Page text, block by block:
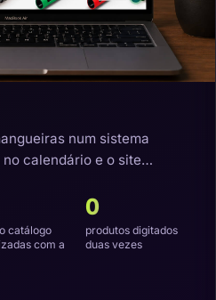
num sistema
calendário e o site
catálogo
com a
0
produtos digitados
duas vezes